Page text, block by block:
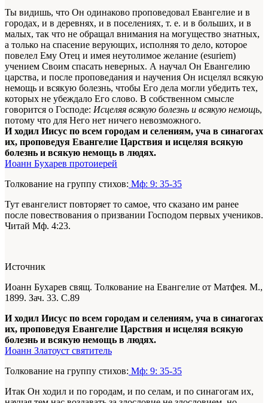
Ты видишь, что Он одинаково проповедовал Евангелие и в
городах, и в деревнях, и в поселениях, т. е. и в больших, и в
малых, так что не обращал внимания на могущество знатных,
а только на спасение верующих, исполняя то дело, которое
повелел Ему Отец и имея неутолимое желание (esuriem)
учением Своим спасать неверных. А научал Он Евангелию
царства, и после проповедания и научения Он исцелял всякую
немощь и всякую болезнь, чтобы Его дела могли убедить тех,
которых не убеждало Его слово. В собственном смысле
говорится о Господе: Исцеляя всякую болезнь и всякую немощь,
потому что для Него нет ничего невозможного.
И ходил Иисус по всем городам и селениям, уча в синагогах
их, проповедуя Евангелие Царствия и исцеляя всякую
болезнь и всякую немощь в людях.
Иоанн Бухарев протоиерей
Толкование на группу стихов: Мф: 9: 35-35
Тут евангелист повторяет то самое, что сказано им ранее
после повествования о призвании Господом первых учеников.
Читай Мф. 4:23.
Источник
Иоанн Бухарев свящ. Толкование на Евангелие от Матфея. М.,
1899. Зач. 33. С.89
И ходил Иисус по всем городам и селениям, уча в синагогах
их, проповедуя Евангелие Царствия и исцеляя всякую
болезнь и всякую немощь в людях.
Иоанн Златоуст святитель
Толкование на группу стихов: Мф: 9: 35-35
Итак Он ходил и по городам, и по селам, и по синагогам их,